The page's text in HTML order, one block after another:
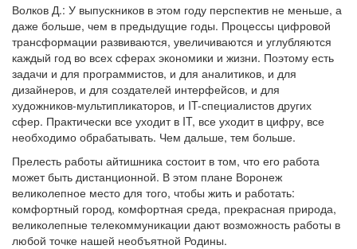
Волков Д.: У выпускников в этом году перспектив не меньше, а
даже больше, чем в предыдущие годы. Процессы цифровой
трансформации развиваются, увеличиваются и углубляются
каждый год во всех сферах экономики и жизни. Поэтому есть
задачи и для программистов, и для аналитиков, и для
дизайнеров, и для создателей интерфейсов, и для
художников-мультипликаторов, и IT-специалистов других
сфер. Практически все уходит в IT, все уходит в цифру, все
необходимо обрабатывать. Чем дальше, тем больше.
Прелесть работы айтишника состоит в том, что его работа
может быть дистанционной. В этом плане Воронеж
великолепное место для того, чтобы жить и работать:
комфортный город, комфортная среда, прекрасная природа,
великолепные телекоммуникации дают возможность работы в
любой точке нашей необъятной Родины.